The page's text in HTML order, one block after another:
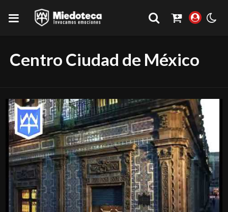
Centro Ciudad de México